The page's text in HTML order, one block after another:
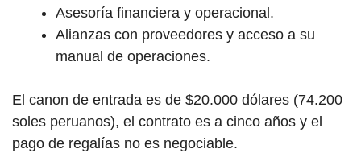
Asesoría financiera y operacional.
Alianzas con proveedores y acceso a su
manual de operaciones.
El canon de entrada es de $20.000 dólares (74.200
soles peruanos), el contrato es a cinco años y el
pago de regalías no es negociable.